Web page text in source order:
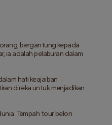
bergantung kepada
ia adalah pelaburan dalam
hati keajaiban
direka untuk menjadikan
Tempah tour belon